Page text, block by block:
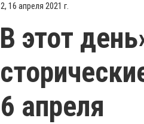
16 апреля 2021 г.
этот
апреля